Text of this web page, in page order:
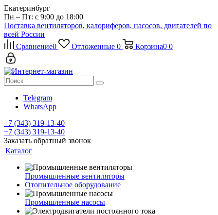
Екатеринбург
Пн – Пт: с 9:00 до 18:00
Поставка вентиляторов, калориферов, насосов, двигателей по
всей России
Сравнение0 Отложенные 0 Корзина0 0
Telegram
WhatsApp
+7 (343) 319-13-40
+7 (343) 319-13-40
Заказать обратный звонок
Каталог
Промышленные вентиляторы
Отопительное оборудование
Промышленные насосы